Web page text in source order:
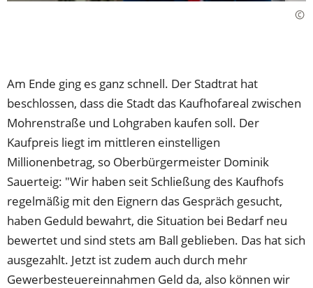
Am Ende ging es ganz schnell. Der Stadtrat hat
beschlossen, dass die Stadt das Kaufhofareal zwischen
Mohrenstraße und Lohgraben kaufen soll. Der
Kaufpreis liegt im mittleren einstelligen
Millionenbetrag, so Oberbürgermeister Dominik
Sauerteig: "Wir haben seit Schließung des Kaufhofs
regelmäßig mit den Eignern das Gespräch gesucht,
haben Geduld bewahrt, die Situation bei Bedarf neu
bewertet und sind stets am Ball geblieben. Das hat sich
ausgezahlt. Jetzt ist zudem auch durch mehr
Gewerbesteuereinnahmen Geld da, also können wir